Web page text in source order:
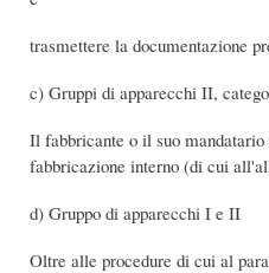
trasmettere la documentazione
c) Gruppi di apparecchi II,
Il fabbricante o il suo
fabbricazione interno (di cui
d) Gruppo di apparecchi I e II
Oltre alle procedure di cui al